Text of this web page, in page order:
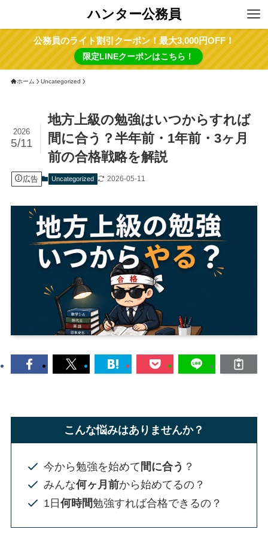
ハンター公務員
公務員のライト割引クーポン！最大3,000円OFF！
限定LINEクーポンはこちら！
ホーム Uncategorized
地方上級の勉強はいつからすれば
間に合う？半年前・1年前・3ヶ月
前の合格戦略を解説
2026
5/11
広告 Uncategorized 2026-05-11
こんな悩みはありませんか？
今から勉強を始めて 間に合う ？
みんな何ヶ月前から始めてるの？
1日何時間勉強すれば合格できるの？